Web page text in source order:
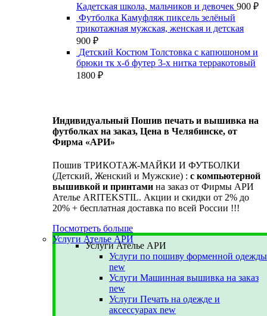
Кадетская школа, мальчиков и девочек 900 ₽
Футболка Камуфляж пиксель зелёный
трикотажная мужская, женская и детская
900 ₽
Детский Костюм Толстовка с капюшоном и
брюки тк х-б футер 3-х нитка терракотовый
1800 ₽
Индивидуальный Пошив печать и вышивка на
футболках на заказ, Цена в Челябинске, от
Фирма «АРИ»
Пошив ТРИКОТАЖ-МАЙКИ И ФУТБОЛКИ
(Детский, Женский и Мужские) : с компьютерной
вышивкой и принтами на заказ от Фирмы АРИ
Ателье ARITEKSTIL. Акции и скидки от 2% до
20% + бесплатная доставка по всей России !!!
Посмотреть больше
Услуги Ателье АРИ
Услуги Ателье АРИ
Услуги по пошиву форменной одежды
new
Услуги Машинная вышивка на заказ
new
Услуги Печать на одежде и
аксессуарах new